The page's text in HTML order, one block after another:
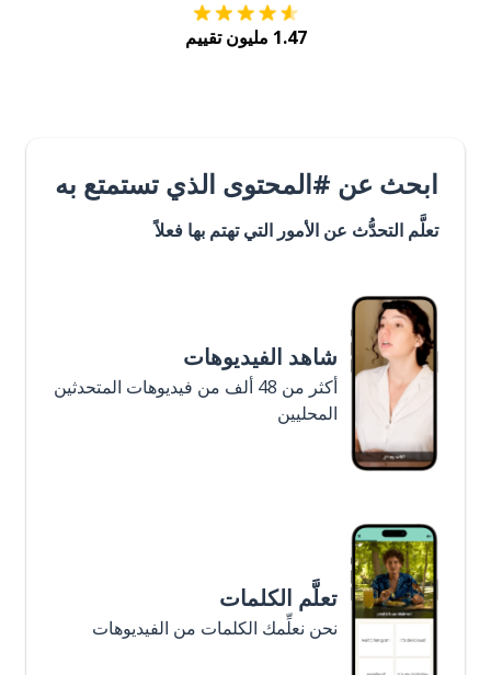
1.47 مليون تقييم
ابحث عن #المحتوى الذي تستمتع به
تعلَّم التحدُّث عن الأمور التي تهتم بها فعلاً
شاهد الفيديوهات
أكثر من 48 ألف من فيديوهات المتحدثين
المحليين
تعلَّم الكلمات
نحن نعلِّمك الكلمات من الفيديوهات